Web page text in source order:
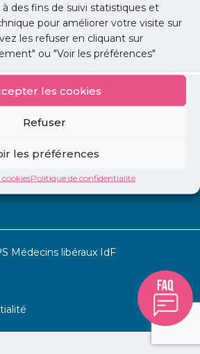
des fins de suivi statistiques et
pour améliorer votre visite sur
les refuser en cliquant sur
ou "Voir les préférences"
les cookies
Refuser
les préférences
Politique de confidentialité
Médecins libéraux IdF